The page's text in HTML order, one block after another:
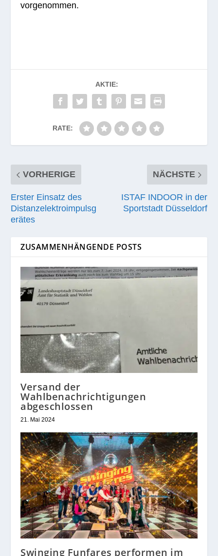
vorgenommen.
AKTIE:
RATE:
VORHERIGE
Erster Einsatz des
Distanzelektroimpulsg
erätes
NÄCHSTE
ISTAF INDOOR in der
Sportstadt Düsseldorf
ZUSAMMENHÄNGENDE POSTS
Versand der
Wahlbenachrichtigungen
abgeschlossen
21. Mai 2024
Swinging Funfares performen im